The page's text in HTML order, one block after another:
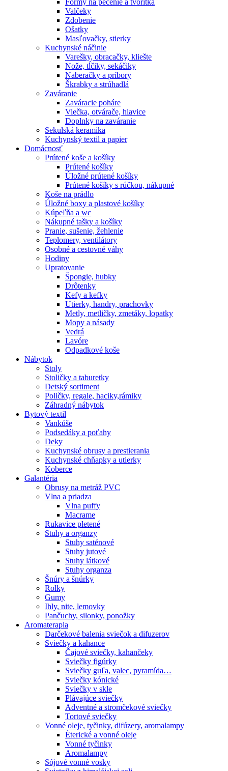
Formy na pečenie a tvorítka
Valčeky
Zdobenie
Ošatky
Masľovačky, stierky
Kuchynské náčinie
Varešky, obracačky, kliešte
Nože, tĺčiky, sekáčiky
Naberačky a príbory
Škrabky a strúhadlá
Zaváranie
Zaváracie poháre
Viečka, otvárače, hlavice
Doplnky na zaváranie
Sekulská keramika
Kuchynský textil a papier
Domácnosť
Prútené koše a košíky
Prútené košíky
Úložné prútené košíky
Prútené košíky s rúčkou, nákupné
Koše na prádlo
Úložné boxy a plastové košíky
Kúpeľňa a wc
Nákupné tašky a košíky
Pranie, sušenie, žehlenie
Teplomery, ventilátory
Osobné a cestovné váhy
Hodiny
Upratovanie
Špongie, hubky
Drôtenky
Kefy a kefky
Utierky, handry, prachovky
Metly, metličky, zmetáky, lopatky
Mopy a násady
Vedrá
Lavóre
Odpadkové koše
Nábytok
Stoly
Stoličky a taburetky
Detský sortiment
Poličky, regale, haciky,rámiky
Záhradný nábytok
Bytový textil
Vankúše
Podsedáky a poťahy
Deky
Kuchynské obrusy a prestierania
Kuchynské chňapky a utierky
Koberce
Galantéria
Obrusy na metráž PVC
Vlna a priadza
Vlna puffy
Macrame
Rukavice pletené
Stuhy a organzy
Stuhy saténové
Stuhy jutové
Stuhy látkové
Stuhy organza
Šnúry a šnúrky
Rolky
Gumy
Ihly, nite, lemovky
Pančuchy, silonky, ponožky
Aromaterapia
Darčekové balenia sviečok a difuzerov
Sviečky a kahance
Čajové sviečky, kahančeky
Sviečky figúrky
Sviečky guľa, valec, pyramída…
Sviečky kónické
Sviečky v skle
Plávajúce sviečky
Adventné a stromčekové sviečky
Tortové sviečky
Vonné oleje, tyčinky, difúzery, aromalampy
Éterické a vonné oleje
Vonné tyčinky
Aromalampy
Sójové vonné vosky